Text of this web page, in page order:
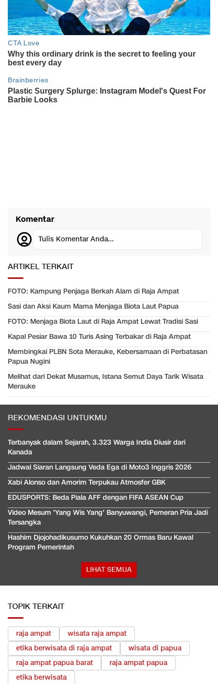
Komentar
Tulis Komentar Anda...
ARTIKEL TERKAIT
FOTO: Kampung Penjaga Berkah Alam di Raja Ampat
Sasi dan Aksi Kaum Mama Menjaga Biota Laut Papua
FOTO: Menjaga Biota Laut di Raja Ampat Lewat Tradisi Sasi
Kapal Pesiar Bawa 10 Turis Asing Terbakar di Raja Ampat
Membingkai PLBN Sota Merauke, Kebersamaan di Perbatasan
Papua Nugini
Melihat dari Dekat Musamus, Istana Semut Daya Tarik Wisata
Merauke
REKOMENDASI UNTUKMU
Terbanyak dalam Sejarah, 3.323 Warga India Diusir dari
Kanada
Jadwal Siaran Langsung Veda Ega di Moto3 Inggris 2026
Xabi Alonso dan Amorim Terpukau Atmosfer GBK
EDUSPORTS: Beda Piala AFF dengan FIFA ASEAN Cup
Video Mesum 'Yang Wis Yang' Banyuwangi, Pemeran Pria Jadi
Tersangka
Hashim Djojohadikusumo Kukuhkan 20 Ormas Baru Kawal
Program Pemerintah
LIHAT SEMUA
TOPIK TERKAIT
raja ampat
wisata raja ampat
etika berwisata di raja ampat
wisata di papua
raja ampat papua barat
raja ampat papua
etika berwisata